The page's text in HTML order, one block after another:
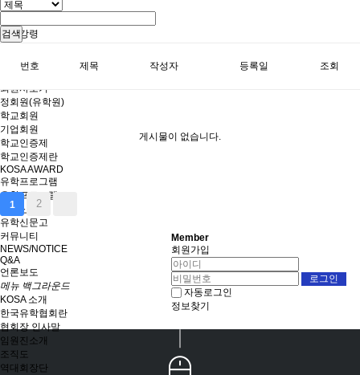
역대회장단
윤리강령
회원사인증
회원사보기
정회원(유학원)
학교회원
기업회원
학교인증제
학교인증제란
KOSA AWARD
유학프로그램
유학프로그램
유학신문고
유학신문고
커뮤니티
NEWS/NOTICE
Q&A
언론보도
메뉴 백그라운드
KOSA 소개
한국유학협회란
협회장 인사말
임원진소개
조직도
역대회장단
검색
번호 제목 작성자 등록일 조회
게시물이 없습니다.
1 2
Member
회원가입
자동로그인
정보찾기